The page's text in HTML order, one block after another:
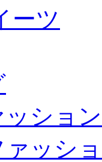
ーツ
ション
ァッシ